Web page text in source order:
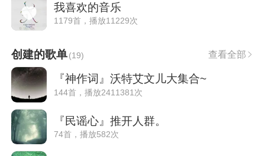
我喜欢的音乐
1179首，播放11229次
创建的歌单(19) 查看全部
『神作词』沃特艾文儿大集合~
144首，播放2411381次
『民谣心』推开人群。
74首，播放582次